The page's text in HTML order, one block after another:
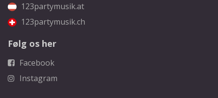
123partymusik.at
123partymusik.ch
Følg os her
Facebook
Instagram